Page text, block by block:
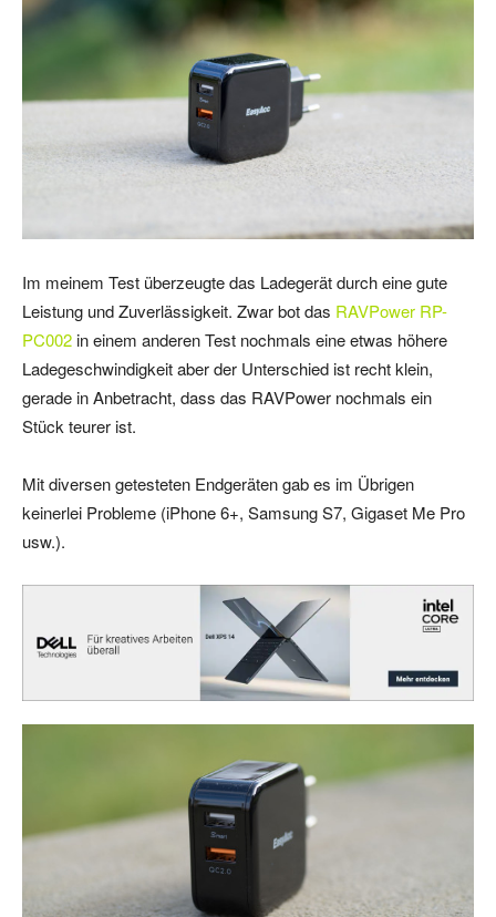
Im meinem Test überzeugte das Ladegerät durch eine gute
Leistung und Zuverlässigkeit. Zwar bot das RAVPower RP-
PC002in einem anderen Test nochmals eine etwas höhere
Ladegeschwindigkeit aber der Unterschied ist recht klein,
gerade in Anbetracht, dass das RAVPower nochmals ein
Stück teurer ist.
Mit diversen getesteten Endgeräten gab es im Übrigen
keinerlei Probleme (iPhone 6+, Samsung S7, Gigaset Me Pro
usw.).